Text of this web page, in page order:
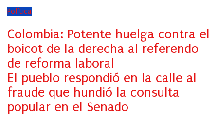
Política
Colombia: Potente huelga contra el
boicot de la derecha al referendo
de reforma laboral
El pueblo respondió en la calle al
fraude que hundió la consulta
popular en el Senado